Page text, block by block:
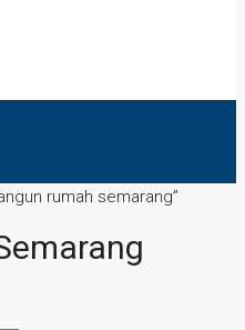
rumah semarang”